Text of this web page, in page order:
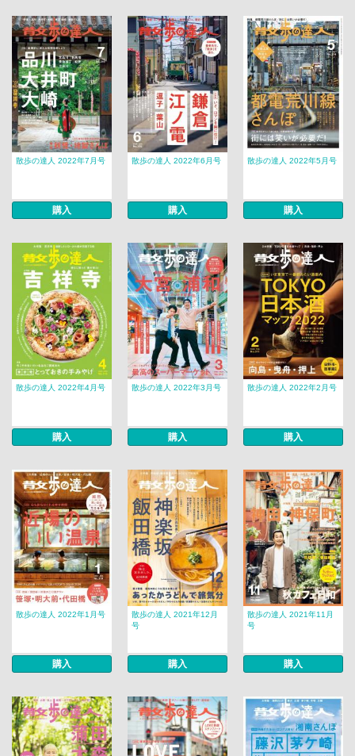
散歩の達人 2022年7月号
購入
散歩の達人 2022年6月号
購入
散歩の達人 2022年5月号
購入
散歩の達人 2022年4月号
購入
散歩の達人 2022年3月号
購入
散歩の達人 2022年2月号
購入
散歩の達人 2022年1月号
購入
散歩の達人 2021年12月
号
購入
散歩の達人 2021年11月
号
購入